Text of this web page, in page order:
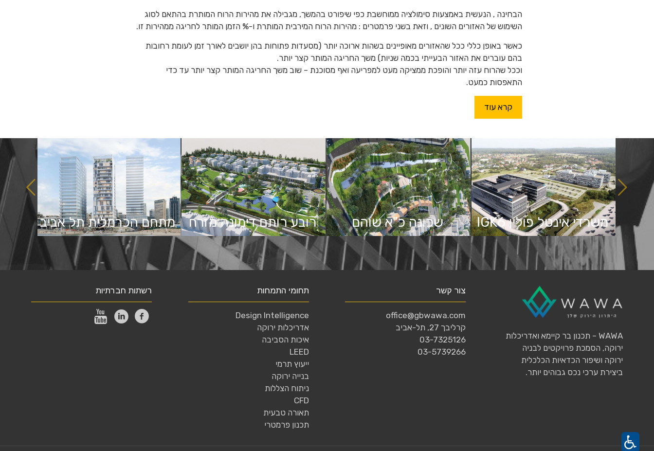
הבחינה , הנעשית באמצעות סימולציה ממוחשבת כפי שיפורט בהמשך, מגבילה את מהירות הרוח המותרת בהתאם לסוג
השימוש של האזורים השונים , וזאת בשני פרמטרים : מהירות הרוח המירבית המותרת ו-% הזמן המותר לחריגה ממהירות זו.
כאשר באופן כללי ככל שהאזורים מאופיינים בשהות ארוכה יותר (מסעדות פתוחות בהן יושבים לאורך זמן לעומת רחובות
בהם עוברים את האזור הבעייתי בכמה שניות) משך החריגה המותר קצר יותר.
וככל שהרוח עזה יותר והופכת ממציקה מעט למפריעה ואף מסוכנת – שוב משך החריגה המותר קצר יותר עד כדי
התאפסות כמעט.
קרא עוד
בנגב
משרדי אינטל פולין IGK6
LEED Platinum
שכונה כ"א שוהם רובע רותם דימונה מזרח מתחם הכרמלית תל אביב
WAWA – תכנון בר קיימא ואדריכלות
ירוקה, הסמכת פרויקטים לבניה
ירוקה ושיפור הכדאיות הכלכלית
ביצירת ערכי נכס גבוהים יותר.
צור קשר
office@gbwawa.com
קרליבך 27, תל-אביב
03-7325126
03-5739266
תחומי התמחות
Design Intelligence
אדריכלות ירוקה
איכות הסביבה
LEED
ייעוץ תרמי
בנייה ירוקה
ניתוח הצללות
CFD
תאורה טבעית
תכנון פרמטרי
רשתות חברתיות